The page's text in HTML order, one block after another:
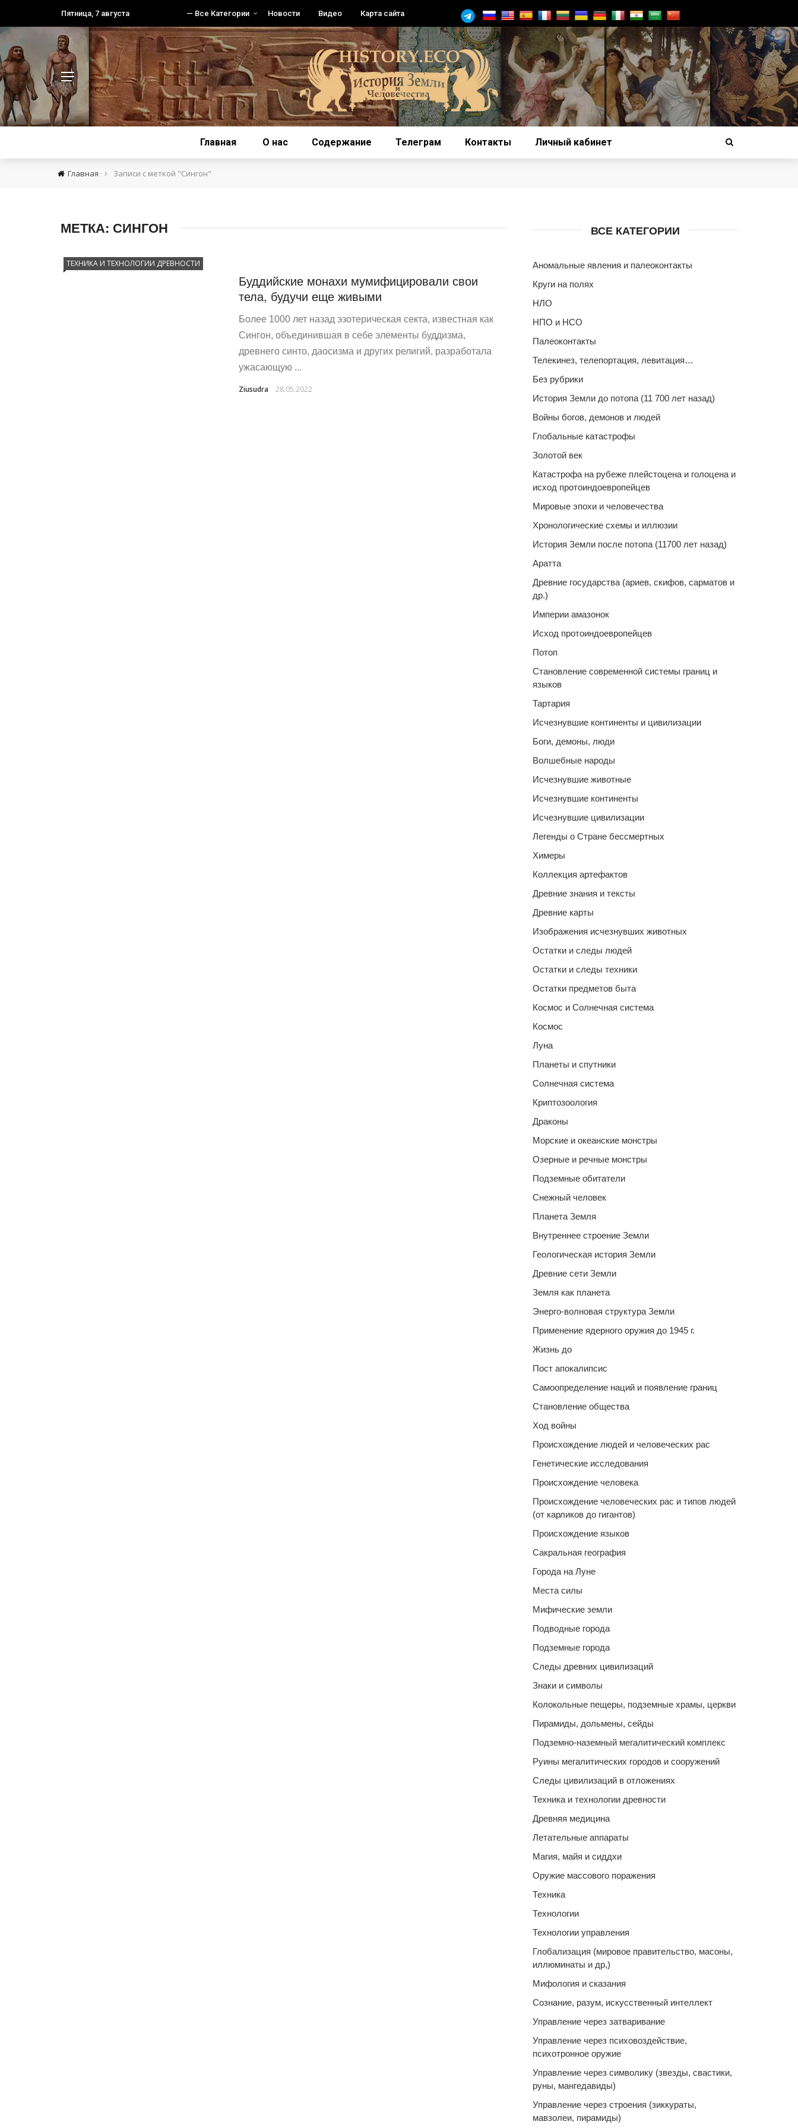
Пятница, 7 августа — Все Категории Новости Видео Карта сайта
Главная О нас Содержание Телеграм Контакты Личный кабинет
Главная › Записи с меткой "Сингон"
МЕТКА: СИНГОН
ТЕХНИКА И ТЕХНОЛОГИИ ДРЕВНОСТИ
Буддийские монахи мумифицировали свои
тела, будучи еще живыми
Более 1000 лет назад эзотерическая секта, известная как
Сингон, объединившая в себе элементы буддизма,
древнего синто, даосизма и других религий, разработала
ужасающую ...
Ziusudra 28.05.2022
ВСЕ КАТЕГОРИИ
Аномальные явления и палеоконтакты
Круги на полях
НЛО
НПО и НСО
Палеоконтакты
Телекинез, телепортация, левитация…
Без рубрики
История Земли до потопа (11 700 лет назад)
Войны богов, демонов и людей
Глобальные катастрофы
Золотой век
Катастрофа на рубеже плейстоцена и голоцена и
исход протоиндоевропейцев
Мировые эпохи и человечества
Хронологические схемы и иллюзии
История Земли после потопа (11700 лет назад)
Аратта
Древние государства (ариев, скифов, сарматов и
др.)
Империи амазонок
Исход протоиндоевропейцев
Потоп
Становление современной системы границ и
языков
Тартария
Исчезнувшие континенты и цивилизации
Боги, демоны, люди
Волшебные народы
Исчезнувшие животные
Исчезнувшие континенты
Исчезнувшие цивилизации
Легенды о Стране бессмертных
Химеры
Коллекция артефактов
Древние знания и тексты
Древние карты
Изображения исчезнувших животных
Остатки и следы людей
Остатки и следы техники
Остатки предметов быта
Космос и Солнечная система
Космос
Луна
Планеты и спутники
Солнечная система
Криптозоология
Драконы
Морские и океанские монстры
Озерные и речные монстры
Подземные обитатели
Снежный человек
Планета Земля
Внутреннее строение Земли
Геологическая история Земли
Древние сети Земли
Земля как планета
Энерго-волновая структура Земли
Применение ядерного оружия до 1945 г.
Жизнь до
Пост апокалипсис
Самоопределение наций и появление границ
Становление общества
Ход войны
Происхождение людей и человеческих рас
Генетические исследования
Происхождение человека
Происхождение человеческих рас и типов людей
(от карликов до гигантов)
Происхождение языков
Сакральная география
Города на Луне
Места силы
Мифические земли
Подводные города
Подземные города
Следы древних цивилизаций
Знаки и символы
Колокольные пещеры, подземные храмы, церкви
Пирамиды, дольмены, сейды
Подземно-наземный мегалитический комплекс
Руины мегалитических городов и сооружений
Следы цивилизаций в отложениях
Техника и технологии древности
Древняя медицина
Летательные аппараты
Магия, майя и сиддхи
Оружие массового поражения
Техника
Технологии
Технологии управления
Глобализация (мировое правительство, масоны,
иллюминаты и др,)
Мифология и сказания
Сознание, разум, искусственный интеллект
Управление через затваривание
Управление через психовоздействие,
психотронное оружие
Управление через символику (звезды, свастики,
руны, мангедавиды)
Управление через строения (зиккураты,
мавзолеи, пирамиды)